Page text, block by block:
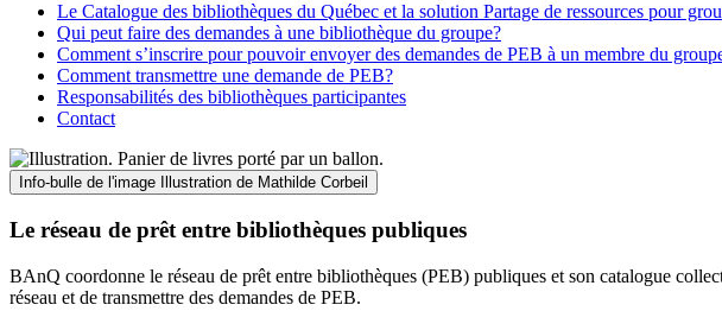
Le Catalogue des bibliothèques du Québec et la solution Partage de ressources pour
Qui peut faire des demandes à une bibliothèque du groupe?
Comment s’inscrire pour pouvoir envoyer des demandes de PEB à un membre du
Comment transmettre une demande de PEB?
Responsabilités des bibliothèques participantes
Contact
Info-bulle de l'image Illustration de Mathilde Corbeil
Le réseau de prêt entre bibliothèques publiques
BAnQ coordonne le réseau de prêt entre bibliothèques (PEB) publiques et son catalogue
réseau et de transmettre des demandes de PEB.